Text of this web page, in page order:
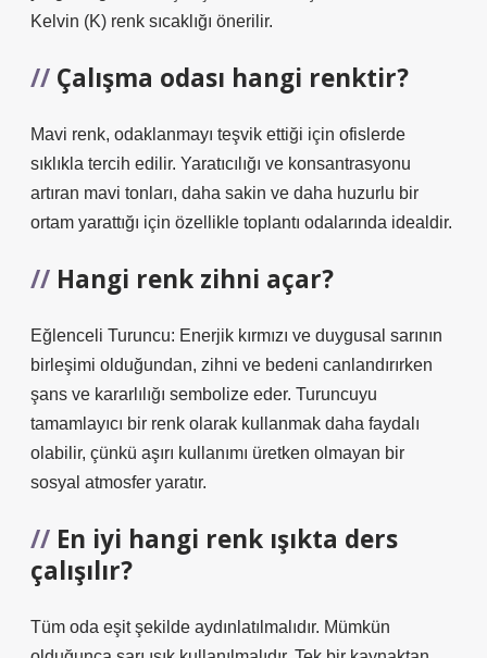
Kelvin (K) renk sıcaklığı önerilir.
Çalışma odası hangi renktir?
Mavi renk, odaklanmayı teşvik ettiği için ofislerde
sıklıkla tercih edilir. Yaratıcılığı ve konsantrasyonu
artıran mavi tonları, daha sakin ve daha huzurlu bir
ortam yarattığı için özellikle toplantı odalarında idealdir.
Hangi renk zihni açar?
Eğlenceli Turuncu: Enerjik kırmızı ve duygusal sarının
birleşimi olduğundan, zihni ve bedeni canlandırırken
şans ve kararlılığı sembolize eder. Turuncuyu
tamamlayıcı bir renk olarak kullanmak daha faydalı
olabilir, çünkü aşırı kullanımı üretken olmayan bir
sosyal atmosfer yaratır.
En iyi hangi renk ışıkta ders
çalışılır?
Tüm oda eşit şekilde aydınlatılmalıdır. Mümkün